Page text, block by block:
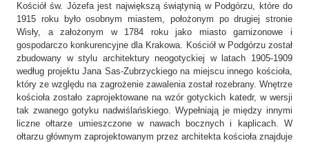
Kościół św. Józefa jest największą świątynią w Podgórzu, które do
1915 roku było osobnym miastem, położonym po drugiej stronie
Wisły, a założonym w 1784 roku jako miasto garnizonowe i
gospodarczo konkurencyjne dla Krakowa. Kościół w Podgórzu został
zbudowany w stylu architektury neogotyckiej w latach 1905-1909
według projektu Jana Sas-Zubrzyckiego na miejscu innego kościoła,
który ze względu na zagrożenie zawalenia został rozebrany. Wnętrze
kościoła zostało zaprojektowane na wzór gotyckich katedr, w wersji
tak zwanego gotyku nadwiślańskiego. Wypełniają je między innymi
liczne ołtarze umieszczone w nawach bocznych i kaplicach. W
ołtarzu głównym zaprojektowanym przez architekta kościoła znajduje